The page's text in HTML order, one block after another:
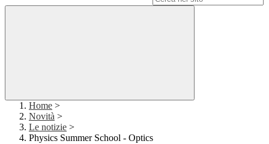
Home >
Novità >
Le notizie >
Physics Summer School - Optics